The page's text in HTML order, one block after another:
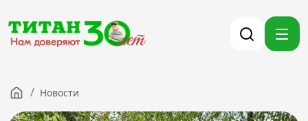
Компания
/ Новости